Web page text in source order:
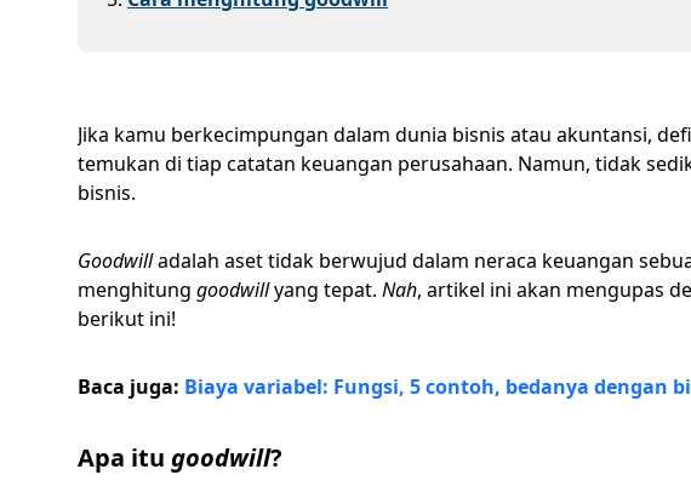
Jika kamu berkecimpungan dalam dunia bisnis atau akuntansi,
temukan di tiap catatan keuangan perusahaan. Namun, tidak
bisnis.
Goodwilladalah aset tidak berwujud dalam neraca keuangan
menghitung goodwillyang tepat. Nah, artikel ini akan mengupas
berikut ini!
Baca juga: Biaya variabel: Fungsi, 5 contoh, bedanya dengan
Apa itu goodwill?